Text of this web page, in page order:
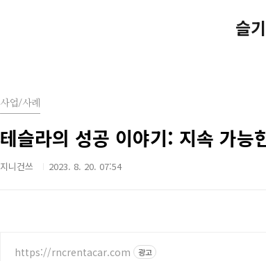
슬
사업/사례
테슬라의 성공 이야기: 지속 가능
지니건쓰 2023. 8. 20. 07:54
https://rncrentacar.com 광고